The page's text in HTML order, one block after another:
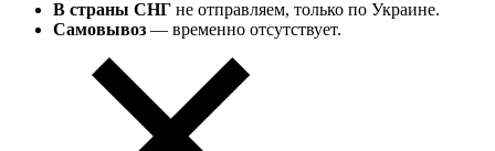
В страны СНГ не отправляем, только по Украине.
Самовывоз — временно отсутствует.